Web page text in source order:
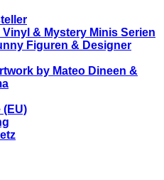
Vinyl & Mystery Minis Serien
Figuren & Designer
by Mateo Dineen &